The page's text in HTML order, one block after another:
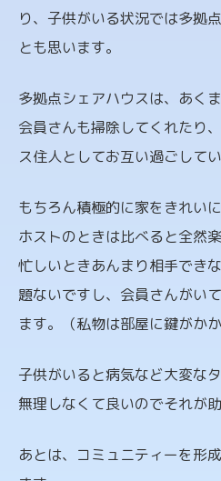
り、子供がいる状況では多拠
とも思います。
多拠点シェアハウスは、あく
会員さんも掃除してくれたり
ス住人としてお互い過ごしてい
もちろん積極的に家をきれい
ホストのときは比べると全然楽
忙しいときあんまり相手でき
題ないですし、会員さんがい
ます。（私物は部屋に鍵がか
子供がいると病気など大変な
無理しなくて良いのでそれが
あとは、コミュニティーを形